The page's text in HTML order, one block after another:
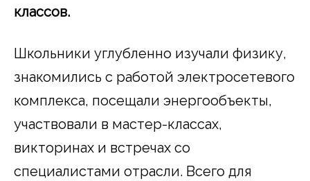
классов.
Школьники углубленно изучали физику,
знакомились с работой электросетевого
комплекса, посещали энергообъекты,
участвовали в мастер-классах,
викторинах и встречах со
специалистами отрасли. Всего для